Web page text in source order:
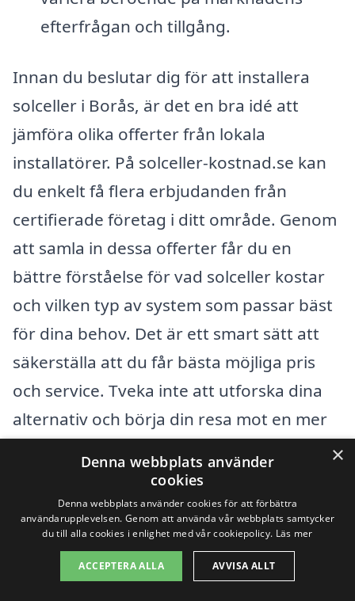
efterfrågan och tillgång.
Innan du beslutar dig för att installera
solceller i Borås, är det en bra idé att
jämföra olika offerter från lokala
installatörer. På solceller-kostnad.se kan
du enkelt få flera erbjudanden från
certifierade företag i ditt område. Genom
att samla in dessa offerter får du en
bättre förståelse för vad solceller kostar
och vilken typ av system som passar bäst
för dina behov. Det är ett smart sätt att
säkerställa att du får bästa möjliga pris
och service. Tveka inte att utforska dina
alternativ och börja din resa mot en mer
Få 3 erbjudanden, gratis och utan
förpliktelser
×
Denna webbplats använder
cookies
Denna webbplats använder cookies för att förbättra
användarupplevelsen. Genom att använda vår webbplats samtycker
du till alla cookies i enlighet med vår cookiepolicy. Läs mer
ACCEPTERA ALLA AVVISA ALLT